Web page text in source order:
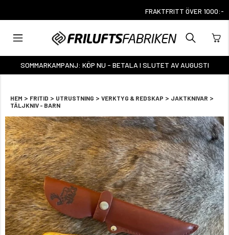
FRAKTFRITT ÖVER 1000:-
SOMMARKAMPANJ: KÖP NU - BETALA I SLUTET AV AUGUSTI
HEM > FRITID > UTRUSTNING > VERKTYG & REDSKAP > JAKTKNIVAR >
TÄLJKNIV - BARN